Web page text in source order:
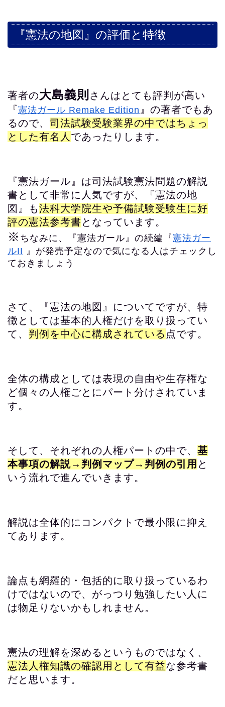
『憲法の地図』の評価と特徴
著者の大島義則 さんはとても評判が高い
『憲法ガール Remake Edition 』の著者でもあ
るので、 司法試験受験業界の中ではちょっ
とした有名人 であったりします。
『憲法ガール』は司法試験憲法問題の解説
書として非常に人気ですが、『憲法の地
図』も法科大学院生や予備試験受験生に好
評の憲法参考書となっています。
※ ちなみに、『憲法ガール』の続編『憲法ガー
ルII 』が発売予定なので気になる人はチェックし
ておきましょう
さて、『憲法の地図』についてですが、特
徴としては基本的人権だけを取り扱ってい
て、 判例を中心に構成されている 点です。
全体の構成としては表現の自由や生存権な
ど個々の人権ごとにパート分けされていま
す。
そして、それぞれの人権パートの中で、 基
本事項の解説→判例マップ→判例の引用 と
いう流れで進んでいきます。
解説は全体的にコンパクトで最小限に抑え
てあります。
論点も網羅的・包括的に取り扱っているわ
けではないので、がっつり勉強したい人に
は物足りないかもしれません。
憲法の理解を深めるというものではなく、
憲法人権知識の確認用として有益な参考書
だと思います。